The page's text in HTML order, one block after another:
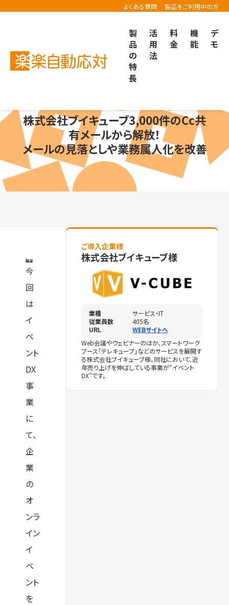
よくある質問 製品をご利用中の方
製
品
の
特
長
活
用
法
料
金
機
能
デ
モ
楽楽自動応対TOP
導入事例
株式会社ブイキューブ様の「楽楽自動応対」導入事例
株式会社ブイキューブ3,000件のCc共
有メールから解放！
メールの見落としや業務属人化を改善
今
回
は
イ
ベ
ント
DX
事
業
に
て、
企
業
の
オ
ンラ
イン
イ
ベ
ント
を
ご導入企業様
株式会社ブイキューブ様
業種
サービス・IT
従業員数
405名
URL
WEBサイトへ
Web会議やウェビナーのほか、スマートワーク
ブース「テレキューブ」などのサービスを展開す
る株式会社ブイキューブ様。同社において、近
年売り上げを伸ばしている事業が“イベント
DX”です。